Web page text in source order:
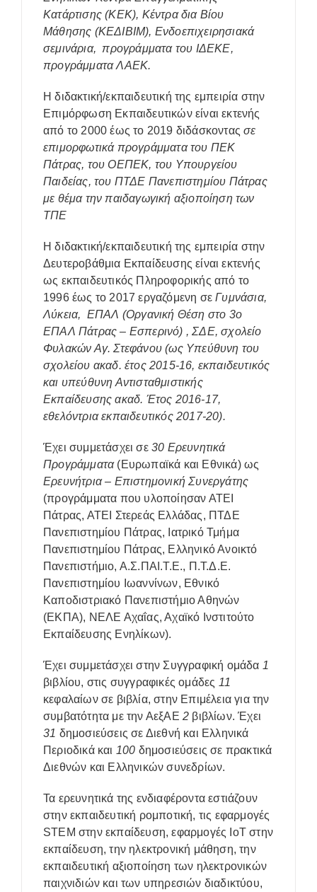
Κατάρτισης (ΚΕΚ), Κέντρα δια Βίου
Μάθησης (ΚΕΔΙΒΙΜ), Ενδοεπιχειρησιακά
σεμινάρια, προγράμματα του ΙΔΕΚΕ,
προγράμματα ΛΑΕΚ.
Η διδακτική/εκπαιδευτική της εμπειρία στην
Επιμόρφωση Εκπαιδευτικών είναι εκτενής
από το 2000 έως το 2019 διδάσκονταςσε
επιμορφωτικά προγράμματα του ΠΕΚ
Πάτρας, του ΟΕΠΕΚ, του Υπουργείου
Παιδείας, του ΠΤΔΕ Πανεπιστημίου Πάτρας
με θέμα την παιδαγωγική αξιοποίηση των
ΤΠΕ
Η διδακτική/εκπαιδευτική της εμπειρία στην
Δευτεροβάθμια Εκπαίδευσης είναι εκτενής
ως εκπαιδευτικός Πληροφορικής από το
1996 έως το 2017 εργαζόμενη σεΓυμνάσια,
Λύκεια, ΕΠΑΛ (Οργανική Θέση στο 3ο
ΕΠΑΛ Πάτρας – Εσπερινό) , ΣΔΕ, σχολείο
Φυλακών Αγ. Στεφάνου (ως Υπεύθυνη του
σχολείου ακαδ. έτος 2015-16, εκπαιδευτικός
και υπεύθυνη Αντισταθμιστικής
Εκπαίδευσης ακαδ. Έτος 2016-17,
εθελόντρια εκπαιδευτικός 2017-20).
Έχει συμμετάσχει σε 30 Ερευνητικά
Προγράμματα(Ευρωπαϊκά και Εθνικά) ως
Ερευνήτρια – Επιστημονική Συνεργάτης
(προγράμματα που υλοποίησαν ΑΤΕΙ
Πάτρας, ΑΤΕΙ Στερεάς Ελλάδας, ΠΤΔΕ
Πανεπιστημίου Πάτρας, Ιατρικό Τμήμα
Πανεπιστημίου Πάτρας, Ελληνικό Ανοικτό
Πανεπιστήμιο, Α.Σ.ΠΑΙ.Τ.Ε., Π.Τ.Δ.Ε.
Πανεπιστημίου Ιωαννίνων, Εθνικό
Καποδιστριακό Πανεπιστήμιο Αθηνών
(ΕΚΠΑ), ΝΕΛΕ Αχαΐας, Αχαϊκό Ινστιτούτο
Εκπαίδευσης Ενηλίκων).
Έχει συμμετάσχει στην Συγγραφική ομάδα 1
βιβλίου, στις συγγραφικές ομάδες 11
κεφαλαίων σε βιβλία, στην Επιμέλεια για την
συμβατότητα με την ΑεξΑΕ 2 βιβλίων. Έχει
31 δημοσιεύσεις σε Διεθνή και Ελληνικά
Περιοδικά και 100 δημοσιεύσεις σε πρακτικά
Διεθνών και Ελληνικών συνεδρίων.
Τα ερευνητικά της ενδιαφέροντα εστιάζουν
στην εκπαιδευτική ρομποτική, τις εφαρμογές
STEM στην εκπαίδευση, εφαρμογές IoT στην
εκπαίδευση, την ηλεκτρονική μάθηση, την
εκπαιδευτική αξιοποίηση των ηλεκτρονικών
παιχνιδιών και των υπηρεσιών διαδικτύου,